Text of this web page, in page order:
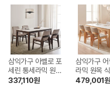
삼익가구 아벨로 포
세린 통세라믹 원목
식탁 1400
337,110원
삼익가구 어
라믹 원목
0
479,001원